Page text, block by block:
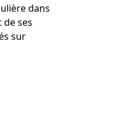
dans
ses
sur